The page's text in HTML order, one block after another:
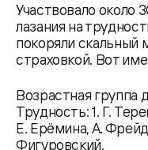
Участвовало около
лазания на
покоряли скальный
страховкой. Вот
Возрастная группа
Трудность: 1. Г.
Е. Ерёмина, А.
Фигуровский.